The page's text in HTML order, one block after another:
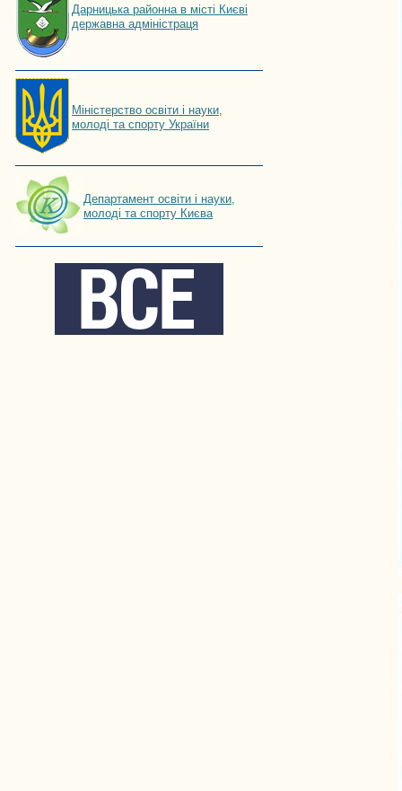
Дарницька районна в місті Києві
державна адміністраця
Мiнiстерство освiти і науки,
молоді та спорту України
Департамент освіти і науки,
молоді та спорту Києва